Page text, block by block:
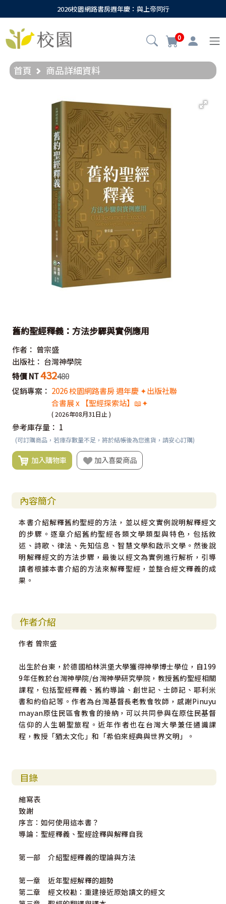
2026校園網路書房週年慶：與上帝同行
0
首頁 商品詳細資料
舊約聖經釋義：方法步驟與實例應用
作者： 曾宗盛
出版社： 台灣神學院
特價 NT432480
促銷專案： 2026 校園網路書房 週年慶 ✦出版社聯
合書展 x 【聖經探索站】📖✦
( 2026年08月31日止 )
參考庫存量： 1
(可訂購商品，若庫存數量不足，將於結帳後為您進貨，請安心訂購)
加入購物車 加入喜愛商品
內容簡介
本書介紹解釋舊約聖經的方法，並以經文實例說明解釋經文
的步驟。逐章介紹舊約聖經各類文學類型與特色，包括敘
述、詩歌、律法、先知信息、智慧文學和啟示文學。然後說
明解釋經文的方法步驟，最後以經文為實例進行解析，引導
讀者根據本書介紹的方法來解釋聖經，並整合經文釋義的成
果。
作者介紹
作者 曾宗盛
出生於台東，於德國柏林洪堡大學獲得神學博士學位，自199
9年任教於台灣神學院/台灣神學研究學院，教授舊約聖經相關
課程，包括聖經釋義、舊約導論、創世記、士師記、耶利米
書和約伯記等。作者為台灣基督長老教會牧師，感謝Pinuyu
mayan原住民區會教會的接納，可以共同參與在原住民基督
信仰的人生朝聖旅程。近年作者也在台灣大學兼任通識課
程，教授「猶太文化」和「希伯來經典與世界文明」。
目錄
縮寫表
致謝
序言：如何使用這本書？
導論：聖經釋義、聖經詮釋與解釋自我
第一部 介紹聖經釋義的理論與方法
第一章 近年聖經解釋的趨勢
第二章 經文校勘：重建接近原始讀文的經文